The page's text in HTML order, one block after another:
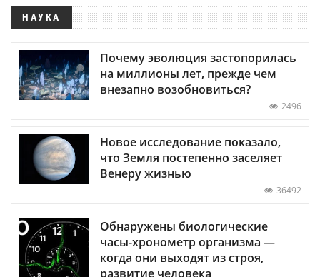
НАУКА
Почему эволюция застопорилась
на миллионы лет, прежде чем
внезапно возобновиться?
2496
Новое исследование показало,
что Земля постепенно заселяет
Венеру жизнью
36492
Обнаружены биологические
часы-хронометр организма —
когда они выходят из строя,
развитие человека